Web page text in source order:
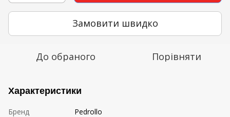
Замовити швидко
До обраного Порівняти
Характеристики
Бренд
Pedrollo